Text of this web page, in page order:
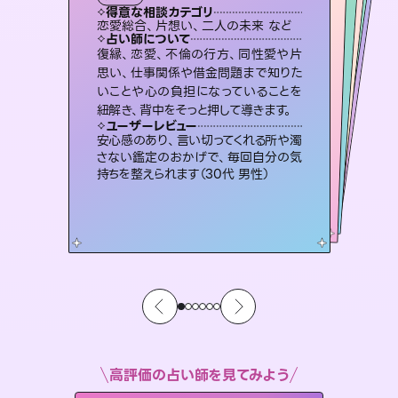
得意な相談カテゴリ
恋愛総合、片想い、二人の未来 など
占い師について
復縁、恋愛、不倫の行方、同性愛や片
思い、仕事関係や借金問題まで知りた
いことや心の負担になっていることを
紐解き、背中をそっと押して導きます。
ユーザーレビュー
安心感のあり、言い切ってくれる所や濁
さない鑑定のおかげで、毎回自分の気
持ちを整えられます（30代 男性）
得意な相談カテゴリ
恋愛総合、あの人の気持ち など
占い師について
霊視×オラクルカードを使って「今」と
「未来」そして「気になるあの人の気持
ち」まで丁寧に読み解き、恋や人生のヒ
ントを優しく引き出します。
ユーザーレビュー
不安な気持ちが嘘みたいに晴れまし
た…！よく視えていらっしゃるんだなと
感じました（40代 女性）
得意な相談カテゴリ
片想い、二人の未来、年の差 など
占い師について
連絡再開、復縁、成就などの報告実績
多数。セラピストとして2万超の施術経
験があるからこそできる鑑定で、より良
い未来をサポートします。
ユーザーレビュー
とても心温まる鑑定でした。しかもこち
らは何も言っていないのに視えていらっ
しゃるんだなと驚きです（30代女性）
スピリチュアル・リーディング
得意な相談カテゴリ
片想い、あの人の気持ち、復縁 など
占い師について
恋愛のお悩みの中でも特に「曖昧な関係」の相談を得意としており、友達以上恋人未満なお相手との今後や本音を丁寧に読み解き恋愛成就へと導きます。
ユーザーレビュー
鑑定していただいてアドバイス通りに行
動すると仲が復活してきました。ありが
とうございました（40代 女性）
スピリチュアル・リーディング
得意な相談カテゴリ
片想い、あの人の気持ち、復縁 など
占い師について
3,700年以上の歴史を持つ東洋最古の
占術「易占」で詳細まで占い、幸せへ向
かう道筋を示します。厳しい結果にも具
体的な対策をお伝えします。
ユーザーレビュー
複雑な背景もしっかり聞いて鑑定して
いただけました。気持ちが楽になりまし
た（50代 女性）
心理学
スピリチュアル・リーディング
得意な相談カテゴリ
出逢い、片想い、復縁 など
占い師について
未来には何パターンもの選択肢があり
ます。不安で視えにくくなっているあな
たの素敵な未来を見つけ、その未来を
選択できるようアドバイスします。
ユーザーレビュー
職場の人の性質や人間関係、本心など
本当によく視えていてびっくり。対策が
打てて前向きになれます（40代）
高評価の占い師を見てみよう